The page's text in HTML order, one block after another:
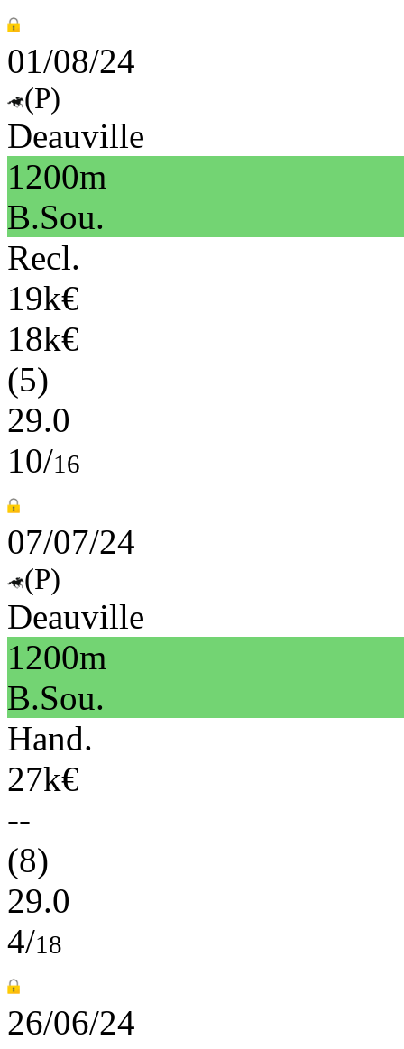
01/08/24
(P)
Deauville
1200m
B.Sou.
Recl.
19k€
18k€
(5)
29.0
10/16
07/07/24
(P)
Deauville
1200m
B.Sou.
Hand.
27k€
--
(8)
29.0
4/18
26/06/24